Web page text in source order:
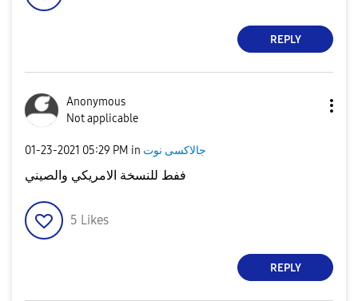
REPLY
Anonymous
Not applicable
‎01-23-2021 05:29 PM in جالاكسى نوت
ففط للنسخة الامريكي والصيني
5 Likes
REPLY